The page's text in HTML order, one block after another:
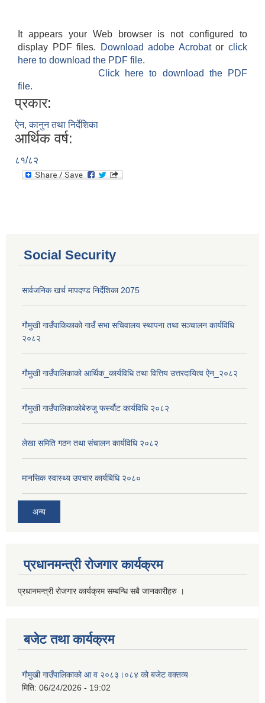
It appears your Web browser is not configured to
display PDF files.
Download adobe Acrobatorclick
here to download the PDF file.
Click here to download the PDF
file.
प्रकार:
ऐन, कानुन तथा निर्देशिका
आर्थिक वर्ष:
८१/८२
Social Security
सार्वजनिक खर्च मापदण्ड निर्देशिका 2075
गौमुखी गाउँपाकिकाको गाउँ सभा सचिवालय स्थापना तथा सञ्चालन कार्यविधि
२०८२
गौमुखी गाउँपालिकाको आर्थिक_कार्यविधि तथा वित्तिय उत्तरदायित्व ऐन_२०८२
गौमुखी गाउँपालिकाकोबेरुजु फर्स्यौट कार्यविधि २०८२
लेखा समिति गठन तथा संचालन कार्यविधि २०८२
मानसिक स्वास्थ्य उपचार कार्यबिधि २०८०
अन्य
प्रधानमन्त्री रोजगार कार्यक्रम
प्रधानमन्त्री रोजगार कार्यक्रम सम्बन्धि सबै जानकारीहरु ।
बजेट तथा कार्यक्रम
गौमुखी गाउँपालिकाको आ व २०८३।०८४ को बजेट वक्तव्य
मिति: 06/24/2026 - 19:02